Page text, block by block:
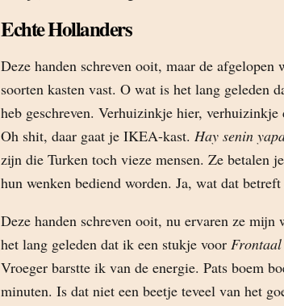
Echte Hollanders
Deze handen schreven ooit, maar de afgelopen
soorten kasten vast. O wat is het lang geleden
heb geschreven. Verhuizinkje hier,
Oh shit, daar gaat je IKEA-kast. Hay senin
zijn die Turken toch vieze mensen. Ze betalen
hun wenken bediend worden. Ja, wat dat
Deze handen schreven ooit, nu ervaren ze
het lang geleden dat ik een stukje voor
Vroeger barstte ik van de energie. Pats boem
minuten. Is dat niet een beetje teveel van het